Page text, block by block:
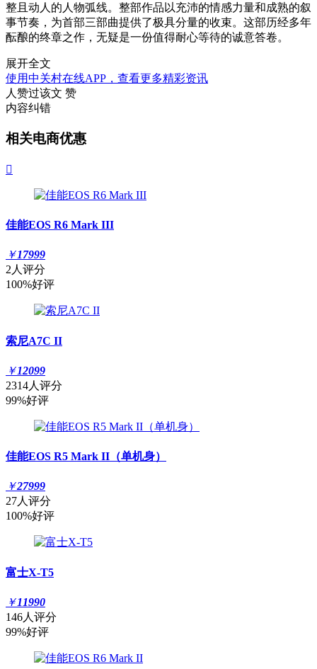
整且动人的人物弧线。整部作品以充沛的情感力量和成熟的叙
事节奏，为首部三部曲提供了极具分量的收束。这部历经多年
酝酿的终章之作，无疑是一份值得耐心等待的诚意答卷。
展开全文
使用中关村在线APP，查看更多精彩资讯
人赞过该文 赞
内容纠错
相关电商优惠

佳能EOS R6 Mark III
￥17999
2人评分
100%好评
索尼A7C II
￥12099
2314人评分
99%好评
佳能EOS R5 Mark II（单机身）
￥27999
27人评分
100%好评
富士X-T5
￥11990
146人评分
99%好评